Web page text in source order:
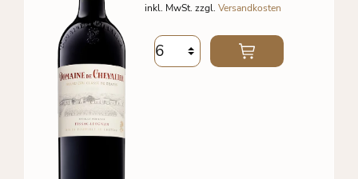
inkl. MwSt. zzgl. Versandkosten